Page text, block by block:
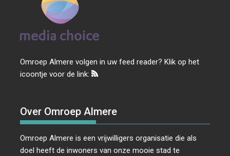
Omroep Almere volgen in uw feed reader? Klik op het
icoontje voor de link:
Over Omroep Almere
Omroep Almere is een vrijwilligers organisatie die als
doel heeft de inwoners van onze mooie stad te